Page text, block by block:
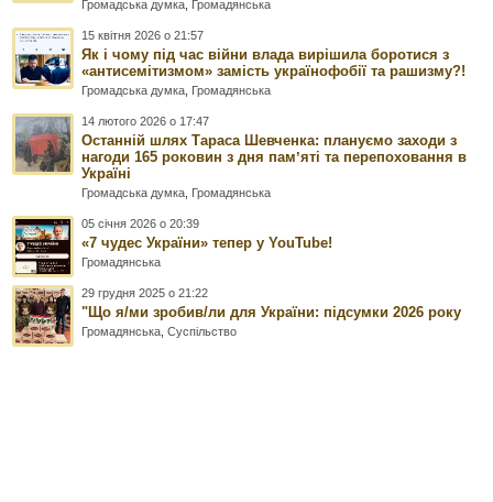
Громадська думка Громадянська
15 квітня 2026 о 21:57
Як і чому під час війни влада вирішила боротися з
«антисемітизмом» замість українофобії та рашизму?!
Громадська думка Громадянська
14 лютого 2026 о 17:47
Останній шлях Тараса Шевченка: плануємо заходи з
нагоди 165 роковин з дня памʼяті та перепоховання в
Україні
Громадська думка Громадянська
05 січня 2026 о 20:39
«7 чудес України» тепер у YouTube!
Громадянська
29 грудня 2025 о 21:22
"Що я/ми зробив/ли для України: підсумки 2026 року
Громадянська ,Суспільство